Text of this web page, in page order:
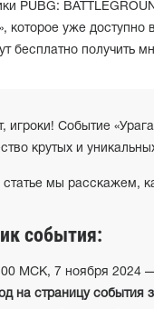
PUBG:
которое уже доступно
бесплатно получить
игроки! Событие
крутых и
статье мы расскажем,
события:
МСК, 7 ноября 2024
на страницу события